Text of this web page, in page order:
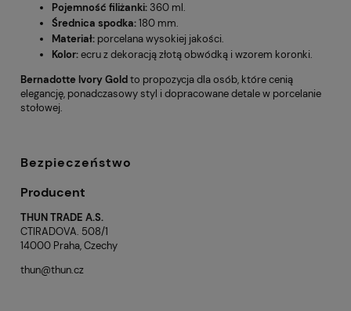
Pojemność filiżanki:360 ml.
Średnica spodka:180 mm.
Materiał: porcelana wysokiej jakości.
Kolor:ecru z dekoracją złotą obwódką i wzorem koronki.
Bernadotte Ivory Goldto propozycja dla osób, które cenią
elegancję, ponadczasowy styl i dopracowane detale w porcelanie
stołowej.
Bezpieczeństwo
Producent
THUN TRADE A.S.
CTIRADOVA. 508/1
14000 Praha, Czechy
thun@thun.cz